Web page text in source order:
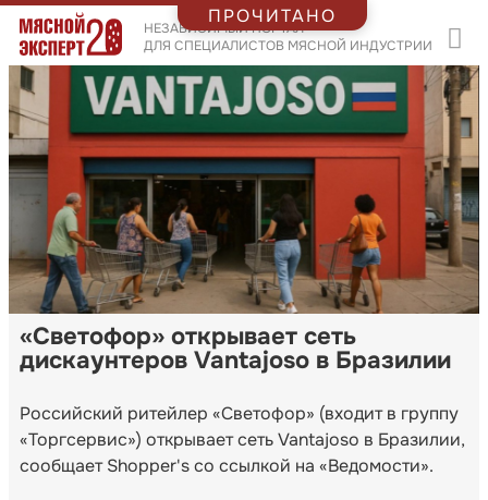
НЕЗАВИСИМЫЙ ПОРТАЛ
ДЛЯ СПЕЦИАЛИСТОВ МЯСНОЙ ИНДУСТРИИ
«Светофор» открывает сеть
дискаунтеров Vantajoso в Бразилии
Российский ритейлер «Светофор» (входит в группу
«Торгсервис») открывает сеть Vantajoso в Бразилии,
сообщает Shopper's со ссылкой на «Ведомости».
ПРОЧИТАНО